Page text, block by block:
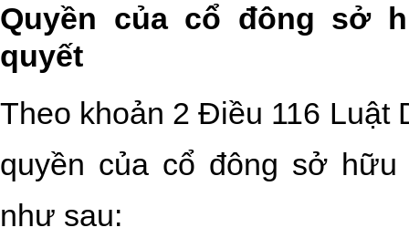
Quyền của cổ đông sở
quyết
Theo khoản 2 Điều 116 Luật
quyền của cổ đông sở
như sau: